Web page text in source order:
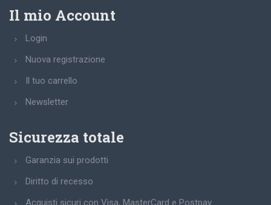
Il mio Account
Login
Nuova registrazione
Il tuo carrello
Newsletter
Sicurezza totale
Garanzia sui prodotti
Diritto di recesso
Acquisti sicuri con Visa, MasterCard e Postpay